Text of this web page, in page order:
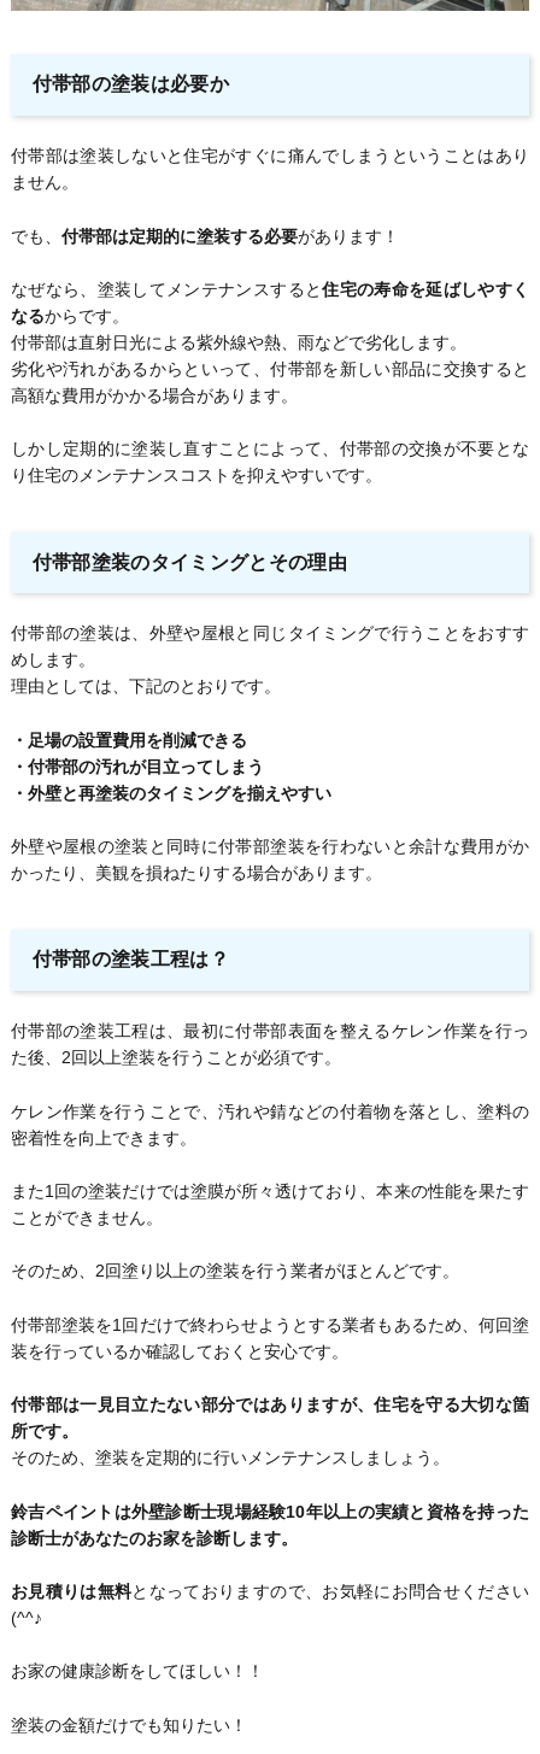
付帯部の塗装は必要か
付帯部は塗装しないと住宅がすぐに痛んでしまうということはあり
ません。
でも、 付帯部は定期的に塗装する必要があります！
なぜなら、塗装してメンテナンスすると住宅の寿命を延ばしやすく
なるからです。
付帯部は直射日光による紫外線や熱、雨などで劣化します。
劣化や汚れがあるからといって、付帯部を新しい部品に交換すると
高額な費用がかかる場合があります。
しかし定期的に塗装し直すことによって、付帯部の交換が不要とな
り住宅のメンテナンスコストを抑えやすいです。
付帯部塗装のタイミングとその理由
付帯部の塗装は、外壁や屋根と同じタイミングで行うことをおすす
めします。
理由としては、下記のとおりです。
・足場の設置費用を削減できる
・付帯部の汚れが目立ってしまう
・外壁と再塗装のタイミングを揃えやすい
外壁や屋根の塗装と同時に付帯部塗装を行わないと余計な費用がか
かったり、美観を損ねたりする場合があります。
付帯部の塗装工程は？
付帯部の塗装工程は、最初に付帯部表面を整えるケレン作業を行っ
た後、2回以上塗装を行うことが必須です。
ケレン作業を行うことで、汚れや錆などの付着物を落とし、塗料の
密着性を向上できます。
また1回の塗装だけでは塗膜が所々透けており、本来の性能を果たす
ことができません。
そのため、2回塗り以上の塗装を行う業者がほとんどです。
付帯部塗装を1回だけで終わらせようとする業者もあるため、何回塗
装を行っているか確認しておくと安心です。
付帯部は一見目立たない部分ではありますが、住宅を守る大切な箇
所です。
そのため、塗装を定期的に行いメンテナンスしましょう。
鈴吉ペイントは外壁診断士現場経験10年以上の実績と資格を持った
診断士があなたのお家を診断します。
お見積りは無料となっておりますので、お気軽にお問合せください
(^^♪
お家の健康診断をしてほしい！！
塗装の金額だけでも知りたい！